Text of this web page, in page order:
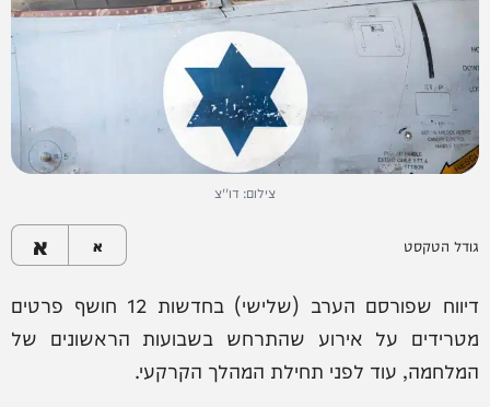
צילום: דו''צ
גודל הטקסט א א
דיווח שפורסם הערב (שלישי) בחדשות 12 חושף פרטים
מטרידים על אירוע שהתרחש בשבועות הראשונים של
המלחמה, עוד לפני תחילת המהלך הקרקעי.